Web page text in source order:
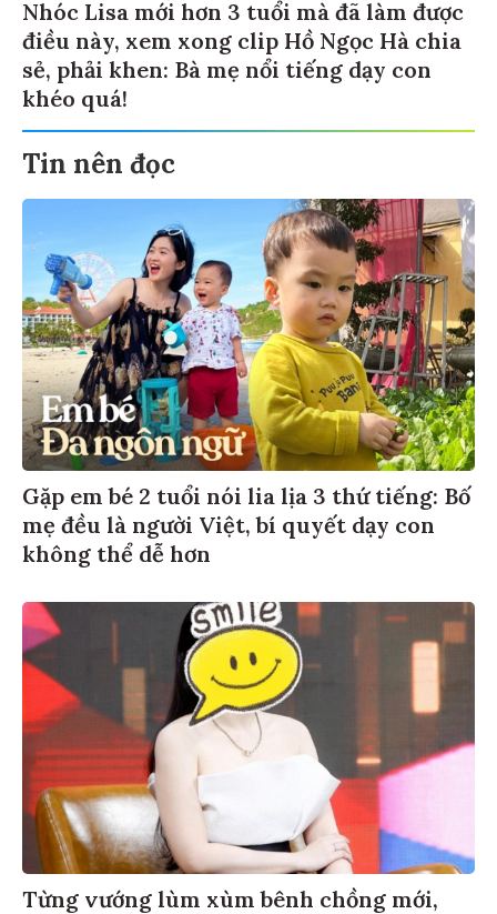
Nhóc Lisa mới hơn 3 tuổi mà đã làm được
điều này, xem xong clip Hồ Ngọc Hà chia
sẻ, phải khen: Bà mẹ nổi tiếng dạy con
khéo quá!
Tin nên đọc
Gặp em bé 2 tuổi nói lia lịa 3 thứ tiếng: Bố
mẹ đều là người Việt, bí quyết dạy con
không thể dễ hơn
Từng vướng lùm xùm bênh chồng mới,